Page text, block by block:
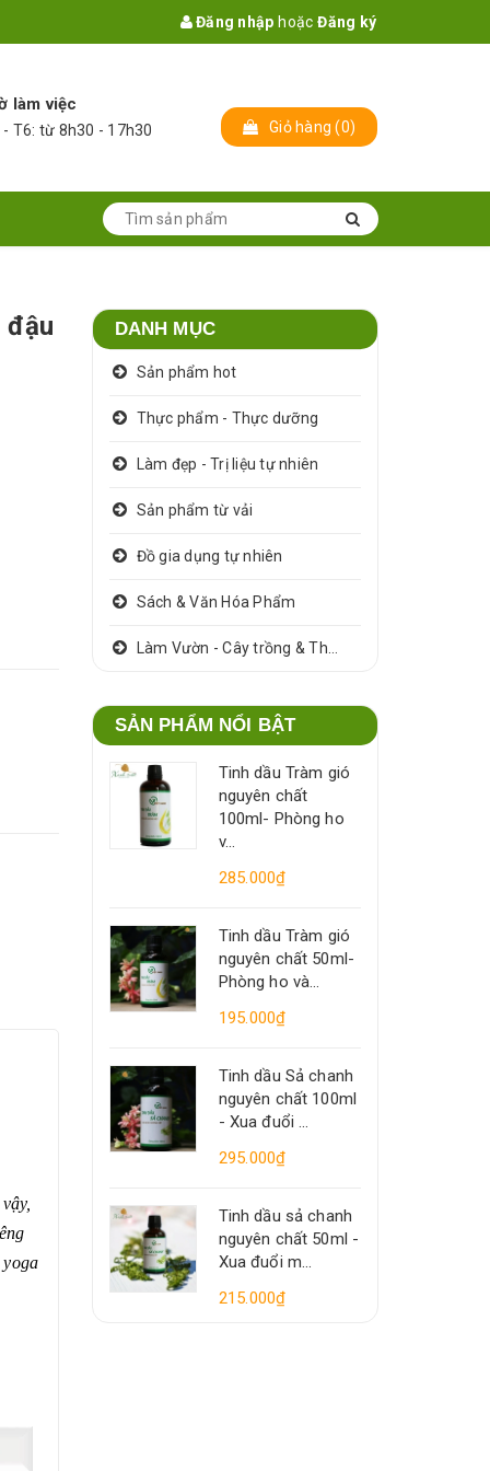
Đăng nhập hoặc Đăng ký
làm việc
- T6: từ 8h30 - 17h30 Giỏ hàng (0)
đậu DANH MỤC
Sản phẩm hot
Thực phẩm - Thực dưỡng
Làm đẹp - Trị liệu tự nhiên
Sản phẩm từ vải
Đồ gia dụng tự nhiên
Sách & Văn Hóa Phẩm
Làm Vườn - Cây trồng & Thảo dược
SẢN PHẨM NỔI BẬT
Tinh dầu Tràm gió
nguyên chất
100ml- Phòng ho
v...
285.000₫
Tinh dầu Tràm gió
nguyên chất 50ml-
Phòng ho và...
195.000₫
Tinh dầu Sả chanh
nguyên chất 100ml
- Xua đuổi ...
295.000₫
Tinh dầu sả chanh
nguyên chất 50ml -
Xua đuổi m...
215.000₫